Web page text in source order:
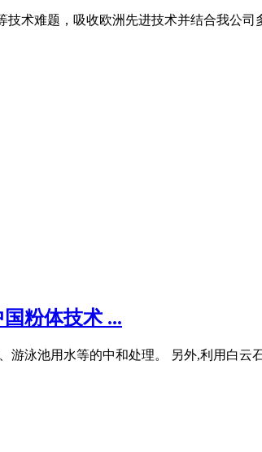
术难题，吸收欧洲先进技术并结合我公
粉体技术 ...
泳池用水等的中和处理。 另外,利用白